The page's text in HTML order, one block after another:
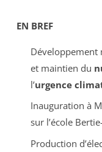
EN BREF
Développement
et maintien du
l’urgence
Inauguration à
sur l’école
Production